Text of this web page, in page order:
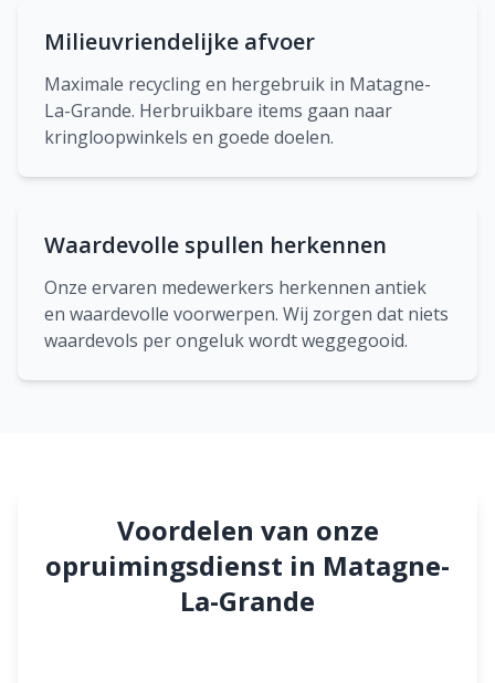
Milieuvriendelijke afvoer
Maximale recycling en hergebruik in Matagne-
La-Grande. Herbruikbare items gaan naar
kringloopwinkels en goede doelen.
Waardevolle spullen herkennen
Onze ervaren medewerkers herkennen antiek
en waardevolle voorwerpen. Wij zorgen dat niets
waardevols per ongeluk wordt weggegooid.
Voordelen van onze
opruimingsdienst in Matagne-
La-Grande